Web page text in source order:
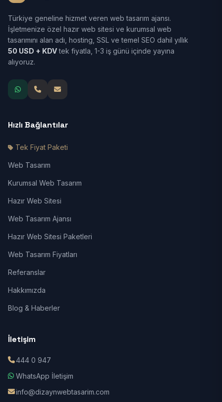
Türkiye geneline hizmet veren web tasarım ajansı.
İşletmenize özel hazır web sitesi ve kurumsal web
tasarımını alan adı, hosting, SSL ve temel SEO dahil yıllık
50 USD + KDVtek fiyatla, 1-3 iş günü içinde yayına
alıyoruz.
Hızlı Bağlantılar
Tek Fiyat Paketi
Web Tasarım
Kurumsal Web Tasarım
Hazır Web Sitesi
Web Tasarım Ajansı
Hazır Web Sitesi Paketleri
Web Tasarım Fiyatları
Referanslar
Hakkımızda
Blog & Haberler
İletişim
444 0 947
WhatsApp İletişim
info@dizaynwebtasarim.com